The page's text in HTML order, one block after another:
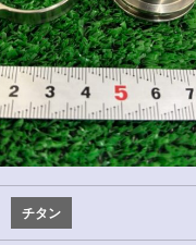
チタン